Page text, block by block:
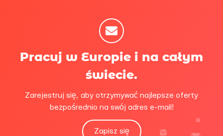
Pracuj w Europie i na całym
świecie.
Zarejestruj się, aby otrzymywać najlepsze oferty
bezpośrednio na swój adres e-mail!
Zapisz się